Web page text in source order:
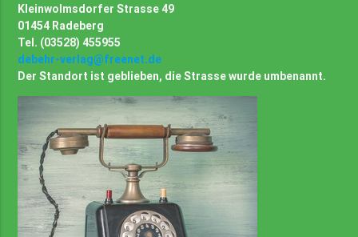
Kleinwolmsdorfer Strasse 49
01454 Radeberg
Tel. (03528) 455955
debehr-verlag@freenet.de
Der Standort ist geblieben, die Strasse wurde umbenannt.